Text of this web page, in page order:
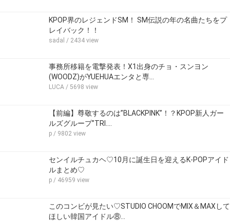
KPOP界のレジェンドSM！ SM伝説の年の名曲たちをプ
レイバック！！
sadal / 2434 view
事務所移籍を電撃発表！X1出身のチョ・スンヨン
(WOODZ)がYUEHUAエンタと専…
LUCA / 5698 view
【前編】尊敬するのは”BLACKPINK”！？KPOP新人ガー
ルズグループ”TRI.…
p / 9802 view
センイルチュカヘ♡10月に誕生日を迎えるK-POPアイド
ルまとめ♡
p / 46959 view
このコンビが見たい♡STUDIO CHOOMでMIX＆MAXして
ほしい韓国アイドル⑧…